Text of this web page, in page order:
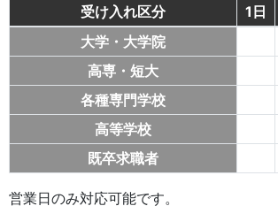
受け入れ区分 1日
大学・大学院
高専・短大
各種専門学校
高等学校
既卒求職者
営業日のみ対応可能です。